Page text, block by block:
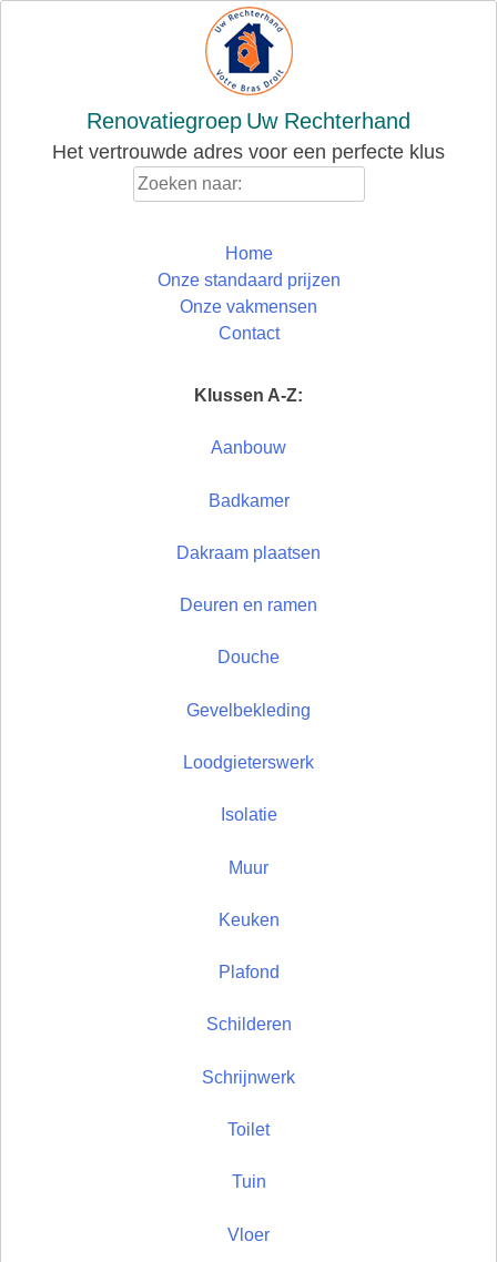
Renovatiegroep Uw Rechterhand
Het vertrouwde adres voor een perfecte klus
Home
Onze standaard prijzen
Onze vakmensen
Contact
Klussen A-Z:
Aanbouw
Badkamer
Dakraam plaatsen
Deuren en ramen
Douche
Gevelbekleding
Loodgieterswerk
Isolatie
Muur
Keuken
Plafond
Schilderen
Schrijnwerk
Toilet
Tuin
Vloer